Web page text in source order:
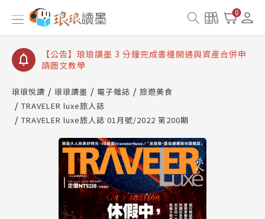
0
【公告】琅琅讀墨數位閱讀資產合併與書櫃開通申請
【公告】琅琅讀墨書櫃開通常見問題
【公告】琅琅讀墨 3 分鐘完成書櫃開通與資產合併申
請圖文教學
查詢
【公告】琅琅讀墨數位閱讀資產合併與書櫃開通申請
琅琅悅讀 琅琅讀墨 電子雜誌
旅遊美食
TRAVELER luxe旅人誌
TRAVELER luxe旅人誌 01月號/2022 第200期